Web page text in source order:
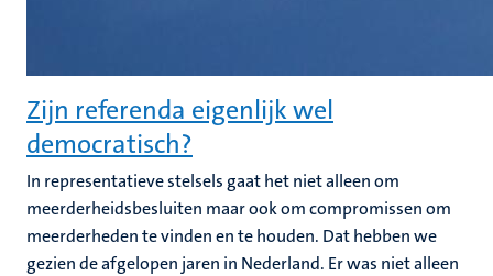
Zijn referenda eigenlijk wel
democratisch?
In representatieve stelsels gaat het niet alleen om
meerderheidsbesluiten maar ook om compromissen om
meerderheden te vinden en te houden. Dat hebben we
gezien de afgelopen jaren in Nederland. Er was niet alleen